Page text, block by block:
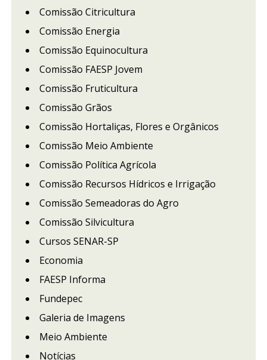
Comissão Citricultura
Comissão Energia
Comissão Equinocultura
Comissão FAESP Jovem
Comissão Fruticultura
Comissão Grãos
Comissão Hortaliças, Flores e Orgânicos
Comissão Meio Ambiente
Comissão Política Agrícola
Comissão Recursos Hídricos e Irrigação
Comissão Semeadoras do Agro
Comissão Silvicultura
Cursos SENAR-SP
Economia
FAESP Informa
Fundepec
Galeria de Imagens
Meio Ambiente
Notícias